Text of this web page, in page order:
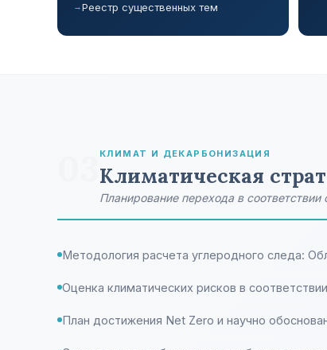
Реестр существенных тем
КЛИМАТ И ДЕКАРБОНИЗАЦИЯ
Климатическая
Планирование перехода в
Методология расчета углеродного следа:
Оценка климатических рисков в
План достижения Net Zero и научно